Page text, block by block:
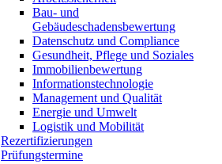
Bau- und
Gebäudeschadensbewertung
Datenschutz und Compliance
Gesundheit, Pflege und Soziales
Immobilienbewertung
Informationstechnologie
Management und Qualität
Energie und Umwelt
Logistik und Mobilität
Rezertifizierungen
Prüfungstermine